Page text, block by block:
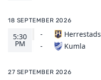
18 SEPTEMBER 2026
5:30
PM
-
-
Herrestads
Kumla
27 SEPTEMBER 2026